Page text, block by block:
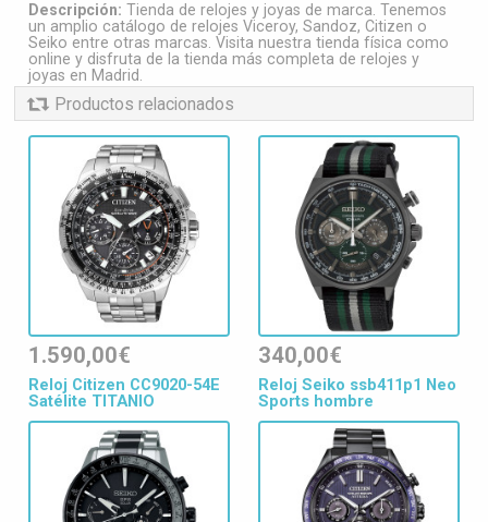
Descripción: Tienda de relojes y joyas de marca. Tenemos
un amplio catálogo de relojes Viceroy, Sandoz, Citizen o
Seiko entre otras marcas. Visita nuestra tienda física como
online y disfruta de la tienda más completa de relojes y
joyas en Madrid.
Productos relacionados
1.590,00€
Reloj Citizen CC9020-54E
Satélite TITANIO
340,00€
Reloj Seiko ssb411p1 Neo
Sports hombre